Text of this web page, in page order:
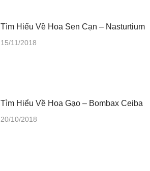
Tìm Hiểu Về Hoa Sen Cạn – Nasturtium
15/11/2018
Tìm Hiểu Về Hoa Gạo – Bombax Ceiba
20/10/2018